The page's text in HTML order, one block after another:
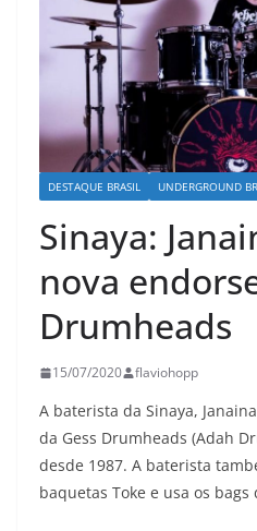
DESTAQUE BRASIL UNDERGROUND
Sinaya:
nova
Drumheads
15/07/2020 flaviohopp
A baterista da Sinaya,
da Gess Drumheads (Adah
desde 1987. A baterista
baquetas Toke e usa os bags